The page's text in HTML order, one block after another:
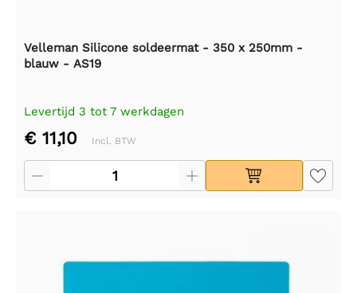
Velleman Silicone soldeermat - 350 x 250mm -
blauw - AS19
Levertijd 3 tot 7 werkdagen
€ 11,10 Incl. BTW